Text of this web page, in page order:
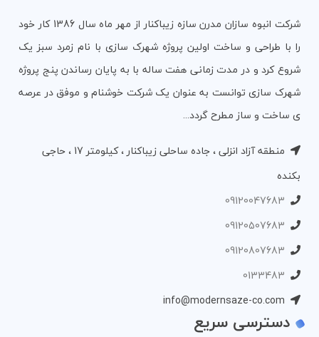
شرکت انبوه سازان مدرن سازه زیباکنار از مهر ماه سال 1386 کار خود
را با طراحی و ساخت اولین پروژه شهرک سازی با نام زمرد سبز یک
شروع کرد و در مدت زمانی هفت ساله با به پایان رساندن پنج پروژه
شهرک سازی توانست به عنوان یک شرکت خوشنام و موفق در عرصه
ی ساخت و ساز مطرح گردد...
منطقه آزاد انزلی ، جاده ساحلی زیباکنار ، کیلومتر 17 ، حاجی
بکنده
09120047683
09120507683
09120807683
0133483
info@modernsaze-co.com
دسترسی سریع